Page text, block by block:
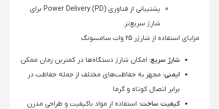
پشتیبانی از فناوری Power Delivery (PD) برای
شارژ سریع‌تر
مزایای استفاده از شارژر 25 وات سامسونگ
شارژ سریع: امکان شارژ دستگاه‌ها در کمترین زمان ممکن
ایمنی: مجهز به حفاظت‌های مختلف از جمله حفاظت در
برابر اتصال کوتاه و گرما
کیفیت ساخت: استفاده از مواد باکیفیت و طراحی مدرن